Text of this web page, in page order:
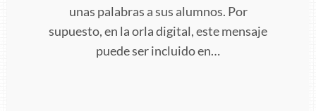
unas palabras a sus alumnos. Por
supuesto, en la orla digital, este mensaje
puede ser incluido en…